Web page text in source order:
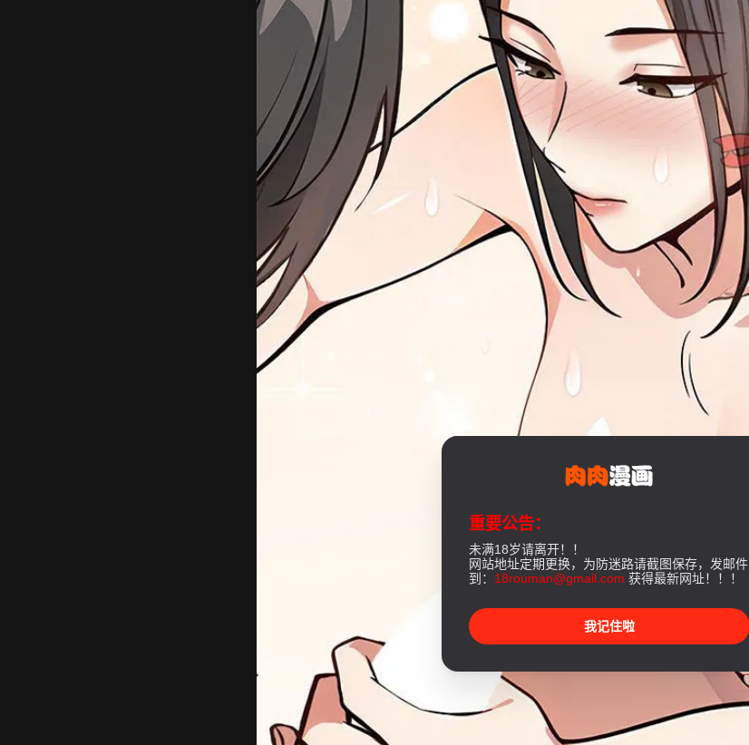
重要公告：
未满18岁请离开！！
网站地址定期更换，为防迷路请截图保存，发邮件
到： 18rouman@gmail.com 获得最新网址！！！
我记住啦